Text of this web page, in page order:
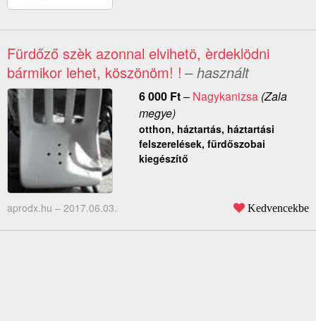
Fürdőző szèk azonnal elvihetö, èrdeklödni
bármikor lehet, köszönöm! ! – használt
6 000 Ft– Nagykanizsa(Zala
megye)
otthon, háztartás, háztartási
felszerelések, fürdőszobai
kiegészítő
aprodx.hu – 2017.06.03. Kedvencekbe